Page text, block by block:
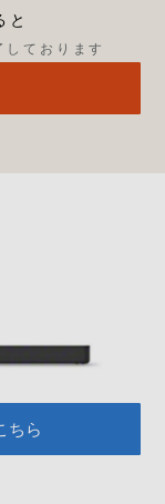
と
ております
ちら